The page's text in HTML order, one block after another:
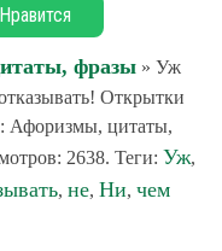
фразы » Уж
Открытки
Афоризмы, цитаты,
2638. Теги: Уж,
, не, Ни, чем